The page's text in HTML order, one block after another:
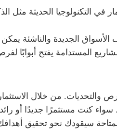
في التكنولوجيا الحديثة
الجديدة والناشئة
المستدامة يفتح أبوابًا
والتحديات. من خلال
سواء كنت مستثمرًا جديدًا أو
سيقودك نحو تحقيق أهدافك